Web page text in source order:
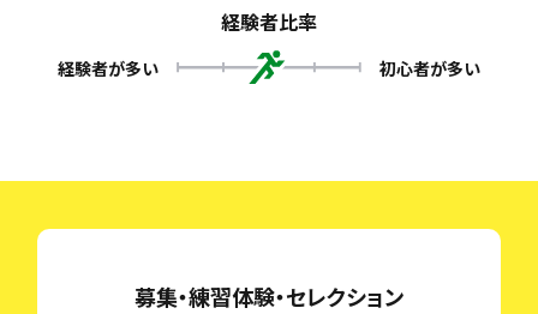
経験者比率
経験者が多い 初心者が多い
募集・練習体験・セレクション